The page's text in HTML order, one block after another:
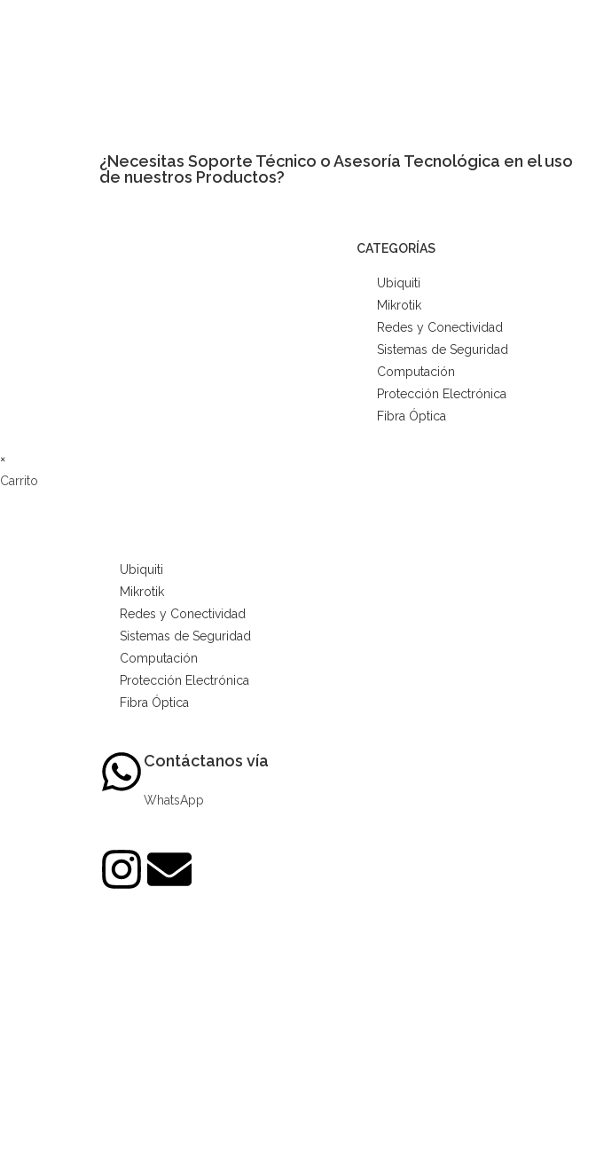
¿Necesitas Soporte Técnico o Asesoría Tecnológica en el uso
de nuestros Productos?
CATEGORÍAS
Ubiquiti
Mikrotik
Redes y Conectividad
Sistemas de Seguridad
Computación
Protección Electrónica
Fibra Óptica
×
Carrito
Ubiquiti
Mikrotik
Redes y Conectividad
Sistemas de Seguridad
Computación
Protección Electrónica
Fibra Óptica
Contáctanos vía
WhatsApp